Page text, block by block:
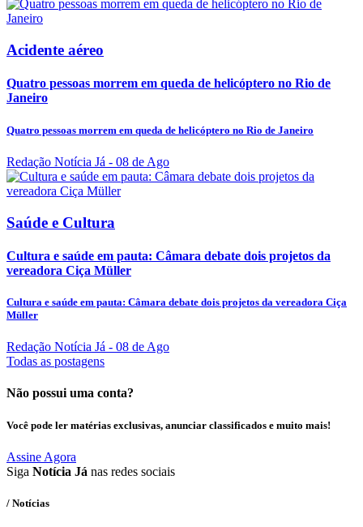
Acidente aéreo
Quatro pessoas morrem em queda de helicóptero no Rio de
Janeiro
Quatro pessoas morrem em queda de helicóptero no Rio de Janeiro
Redação Notícia Já - 08 de Ago
Saúde e Cultura
Cultura e saúde em pauta: Câmara debate dois projetos da
vereadora Ciça Müller
Cultura e saúde em pauta: Câmara debate dois projetos da vereadora Ciça
Müller
Redação Notícia Já - 08 de Ago
Todas as postagens
Não possui uma conta?
Você pode ler matérias exclusivas, anunciar classificados e muito mais!
Assine Agora
Siga Notícia Já nas redes sociais
/ Notícias